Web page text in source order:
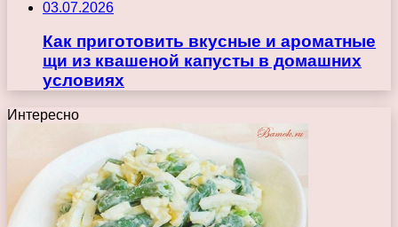
03.07.2026
Как приготовить вкусные и ароматные
щи из квашеной капусты в домашних
условиях
Интересно